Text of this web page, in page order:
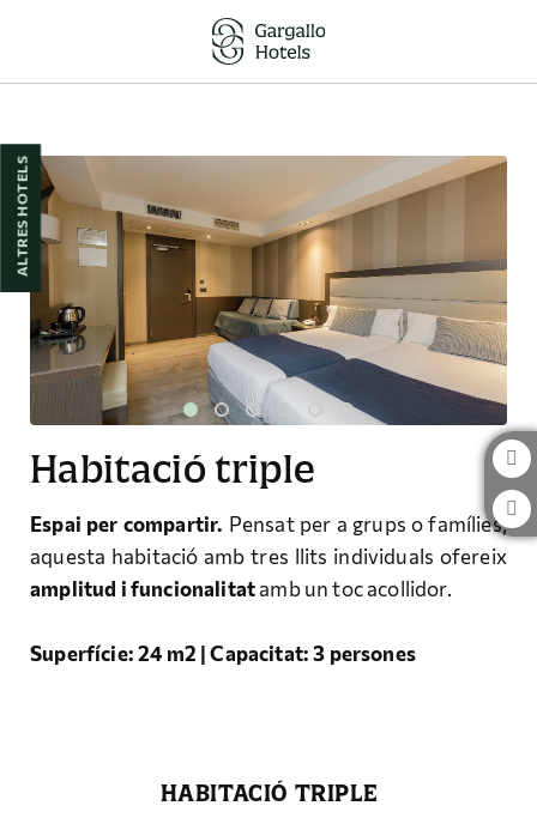
Habitació triple
Espai per compartir. Pensat per a grups o famílies,
aquesta habitació amb tres llits individuals ofereix
amplitud i funcionalitatamb un toc acollidor.
Superfície: 24 m2 | Capacitat: 3 persones
HABITACIÓ TRIPLE
ALTRES HOTELS